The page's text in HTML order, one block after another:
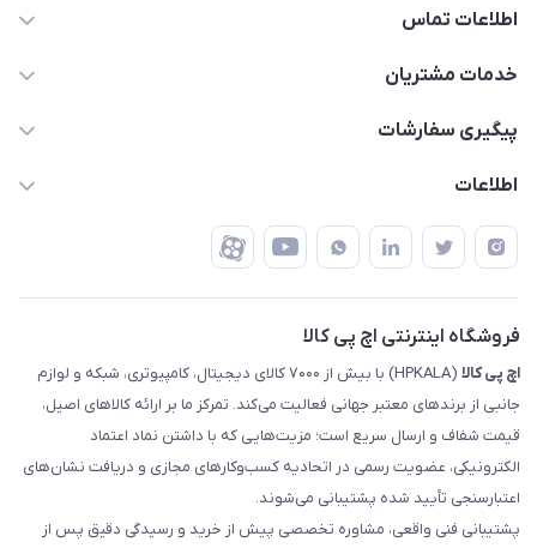
اطلاعات تماس
63 0000 43 - 021
تهران - طبقه سوم تجاری - پلاک 11014
خدمات مشتریان
قوانین و مقررات
ضمانت اصالت کالا
پیگیری سفارشات
رهگیری مرسولات پست
رهگیری مرسولات چاپار
رهگیری مرسولات ماهکس
اطلاعات
درباره ما
تماس با ما
فروشگاه اینترنتی اچ پی کالا
اچ‌ پی‌ کالا
(HPKALA) با بیش از ۷۰۰۰ کالای دیجیتال، کامپیوتری، شبکه و لوازم
جانبی از برندهای معتبر جهانی فعالیت می‌کند. تمرکز ما بر ارائه کالاهای اصیل،
قیمت شفاف و ارسال سریع است؛ مزیت‌هایی که با داشتن نماد اعتماد
الکترونیکی، عضویت رسمی در اتحادیه کسب‌وکارهای مجازی و دریافت نشان‌های
اعتبارسنجی تأیید شده پشتیبانی می‌شوند.
پشتیبانی فنی واقعی، مشاوره تخصصی پیش از خرید و رسیدگی دقیق پس از